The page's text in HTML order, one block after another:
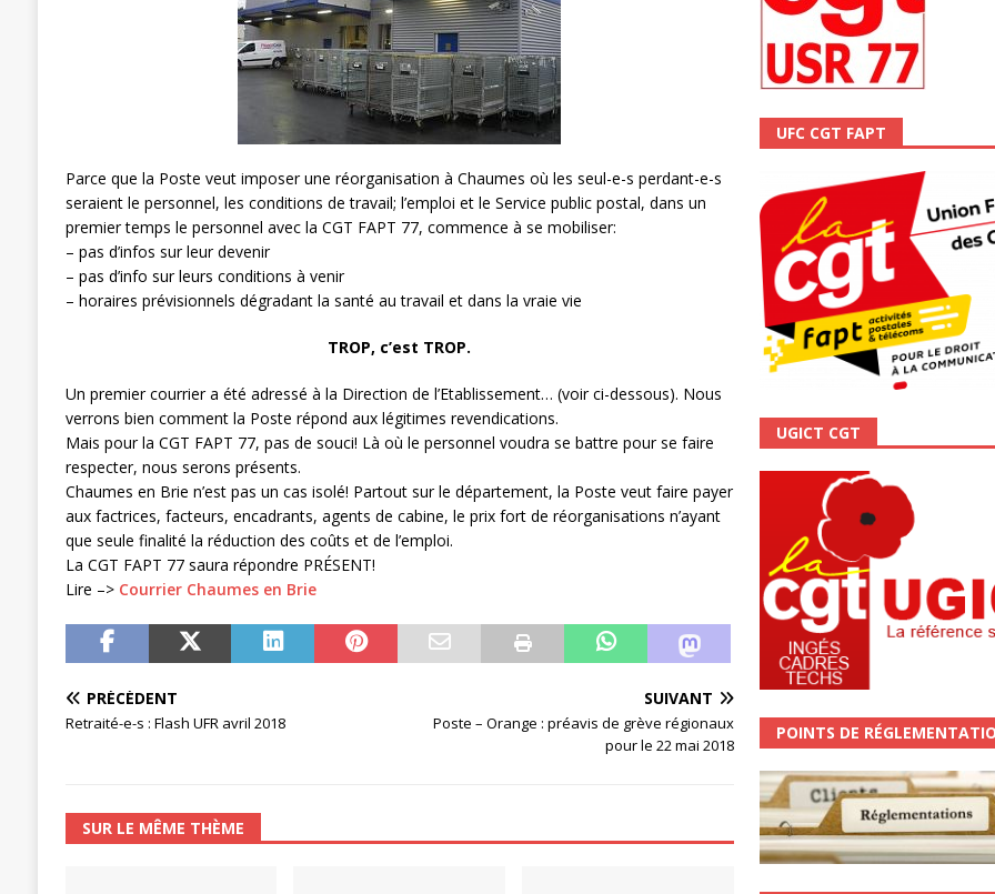
[ 27 avril 2024 ] 1er MAI 2024 ACTUALITÉ
Parce que la Poste veut imposer une réorganisation à Chaumes où les seul-e-s perdant-e-s
seraient le personnel, les conditions de travail; l’emploi et le Service public postal, dans un
premier temps le personnel avec la CGT FAPT 77, commence à se mobiliser:
– pas d’infos sur leur devenir
– pas d’info sur leurs conditions à venir
– horaires prévisionnels dégradant la santé au travail et dans la vraie vie
TROP, c’est TROP.
Un premier courrier a été adressé à la Direction de l’Etablissement… (voir ci-dessous). Nous
verrons bien comment la Poste répond aux légitimes revendications.
Mais pour la CGT FAPT 77, pas de souci! Là où le personnel voudra se battre pour se faire
respecter, nous serons présents.
Chaumes en Brie n’est pas un cas isolé! Partout sur le département, la Poste veut faire payer
aux factrices, facteurs, encadrants, agents de cabine, le prix fort de réorganisations n’ayant
que seule finalité la réduction des coûts et de l’emploi.
La CGT FAPT 77 saura répondre PRÉSENT!
Lire –> Courrier Chaumes en Brie
PRÉCÉDENT
Retraité-e-s : Flash UFR avril 2018
SUIVANT
Poste – Orange : préavis de grève régionaux
pour le 22 mai 2018
SUR LE MÊME THÈME
UFC CGT FAPT
UGICT CGT
POINTS DE